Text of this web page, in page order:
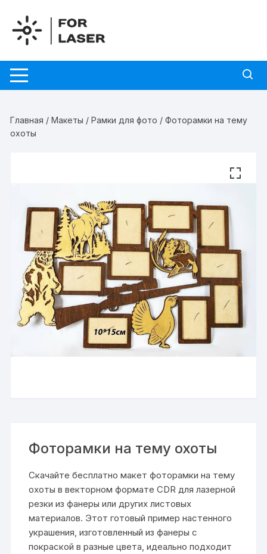
содержимому
Главная /Макеты /Рамки для фото / Фоторамки на тему
охоты
Фоторамки на тему охоты
Скачайте бесплатно макет фоторамки на тему
охоты в векторном формате CDR для лазерной
резки из фанеры или других листовых
материалов. Этот готовый пример настенного
украшения, изготовленный из фанеры с
покраской в разные цвета, идеально подходит